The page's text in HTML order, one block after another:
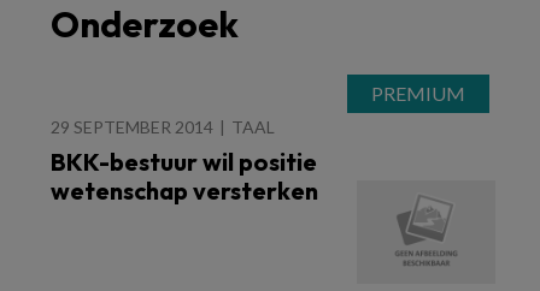
Onderzoek
29 SEPTEMBER 2014 TAAL
BKK-bestuur wil positie
wetenschap versterken